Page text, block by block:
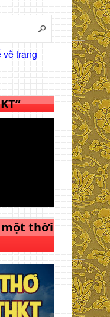
về trang
một thời